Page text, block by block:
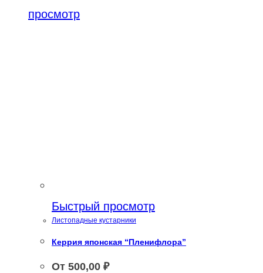
просмотр
Быстрый просмотр
Листопадные кустарники
Керрия японская “Пленифлора”
От 500,00 ₽